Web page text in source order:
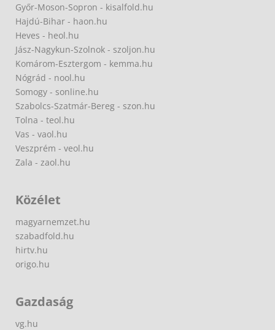
Győr-Moson-Sopron - kisalfold.hu
Hajdú-Bihar - haon.hu
Heves - heol.hu
Jász-Nagykun-Szolnok - szoljon.hu
Komárom-Esztergom - kemma.hu
Nógrád - nool.hu
Somogy - sonline.hu
Szabolcs-Szatmár-Bereg - szon.hu
Tolna - teol.hu
Vas - vaol.hu
Veszprém - veol.hu
Zala - zaol.hu
Közélet
magyarnemzet.hu
szabadfold.hu
hirtv.hu
origo.hu
Gazdaság
vg.hu